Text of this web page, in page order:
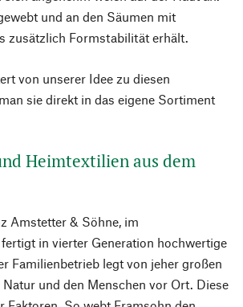
und an den Säumen mit
zusätzlich Formstabilität erhält.
von unserer Idee zu diesen
sie direkt in das eigene Sortiment
Heimtextilien aus dem
Amstetter & Söhne, im
in vierter Generation hochwertige
Familienbetrieb legt von jeher großen
und den Menschen vor Ort. Diese